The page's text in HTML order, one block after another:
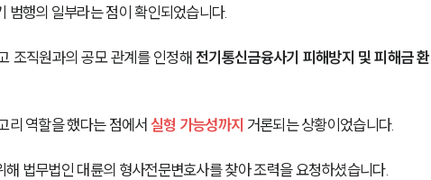
범행의 일부라는 점이 확인되었습니다.
조직원과의 공모 관계를 인정해 전기통신금융사기 피해방지 및 피해금 환
리 역할을 했다는 점에서 실형 가능성까지 거론되는 상황이었습니다.
법무법인 대륜의 형사전문변호사를 찾아 조력을 요청하셨습니다.